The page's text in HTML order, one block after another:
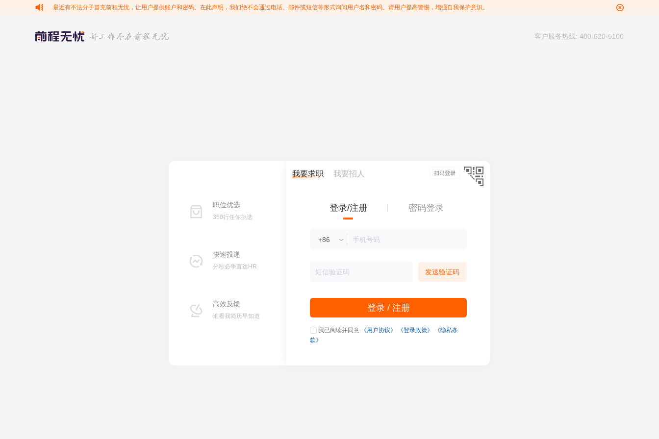
最近有不法分子冒充前程无忧，让用户提供账户和密码。在此声明，我们绝不会通过电话、邮件或短信等形式询问用户名和密码。请用户提高警惕，增强自我保护意识。
客户服务热线: 400-620-5100
职位优选
360行任你挑选
快速投递
分秒必争直达HR
高效反馈
谁看我简历早知道
我要求职 我要招人
登录/注册 密码登录
发送验证码
登录 / 注册
我已阅读并同意 《用户协议》 《登录政策》
《隐私条
款》